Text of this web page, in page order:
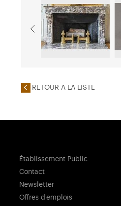
RETOUR A LA LISTE
Établissement Public
Contact
Newsletter
Offres d'emplois